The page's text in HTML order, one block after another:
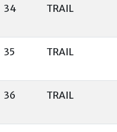
34 TRAIL
35 TRAIL
36 TRAIL